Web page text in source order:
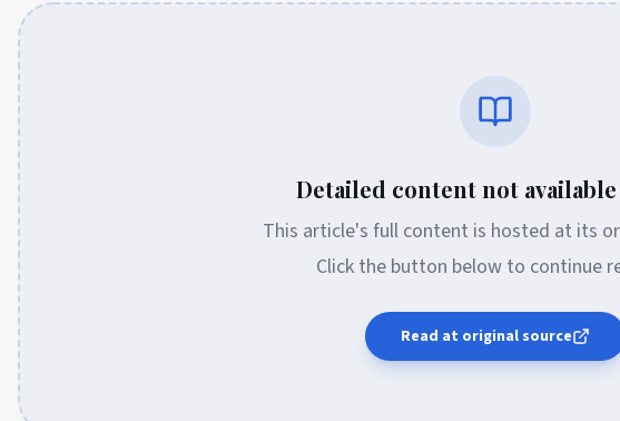
Detailed content not
This article's full content is hosted at its
Click the button below to continue
Read at original source